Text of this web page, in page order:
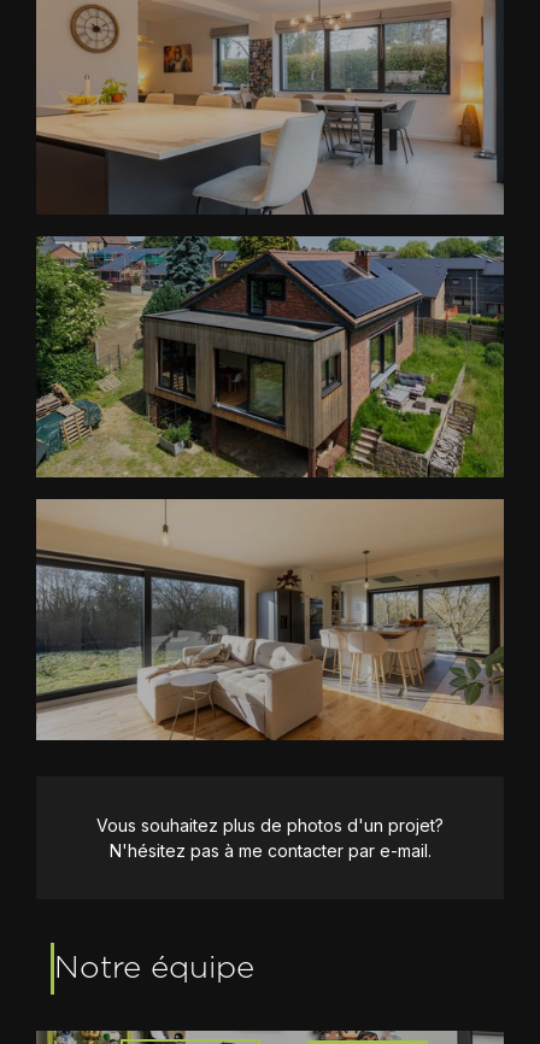
Vous souhaitez plus de photos d'un projet?
N'hésitez pas à me contacter par e-mail.
Notre équipe